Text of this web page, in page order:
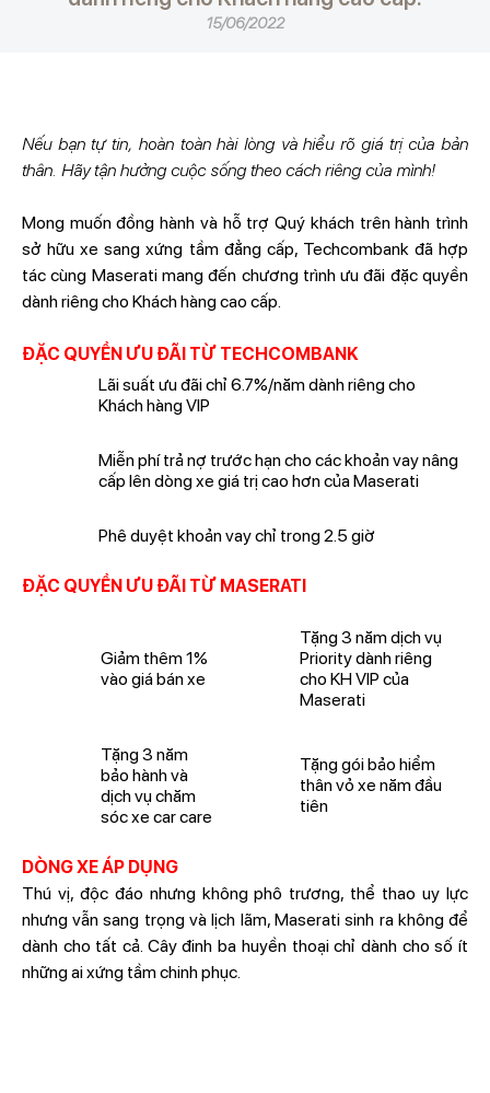
15/06/2022
Nếu bạn tự tin, hoàn toàn hài lòng và hiểu rõ giá trị của bản
thân. Hãy tận hưởng cuộc sống theo cách riêng của mình!
Mong muốn đồng hành và hỗ trợ Quý khách trên hành trình
sở hữu xe sang xứng tầm đẳng cấp, Techcombank đã hợp
tác cùng Maserati mang đến chương trình ưu đãi đặc quyền
dành riêng cho Khách hàng cao cấp.
ĐẶC QUYỀN ƯU ĐÃI TỪ TECHCOMBANK
Lãi suất ưu đãi chỉ 6.7%/năm dành riêng cho
Khách hàng VIP
Miễn phí trả nợ trước hạn cho các khoản vay nâng
cấp lên dòng xe giá trị cao hơn của Maserati
Phê duyệt khoản vay chỉ trong 2.5 giờ
ĐẶC QUYỀN ƯU ĐÃI TỪ MASERATI
Giảm thêm 1%
vào giá bán xe
Tặng 3 năm dịch vụ
Priority dành riêng
cho KH VIP của
Maserati
Tặng 3 năm
bảo hành và
dịch vụ chăm
sóc xe car care
Tặng gói bảo hiểm
thân vỏ xe năm đầu
tiên
DÒNG XE ÁP DỤNG
Thú vị, độc đáo nhưng không phô trương, thể thao uy lực
nhưng vẫn sang trọng và lịch lãm, Maserati sinh ra không để
dành cho tất cả. Cây đinh ba huyền thoại chỉ dành cho số ít
những ai xứng tầm chinh phục.